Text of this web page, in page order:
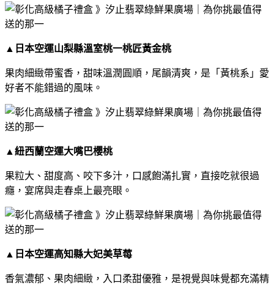
▲ 日本空運山梨縣溫室桃一桃匠黃金桃
果肉細緻帶蜜香，甜味溫潤圓順，尾韻清爽，是「黃桃系」愛
好者不能錯過的風味。
▲ 紐西蘭空運大嘴巴櫻桃
果粒大、甜度高、咬下多汁，口感飽滿扎實，直接吃就很過
癮，宴席與走春桌上最亮眼。
▲ 日本空運高知縣大妃美草莓
香氣濃郁、果肉細緻，入口柔甜優雅，是視覺與味覺都充滿精